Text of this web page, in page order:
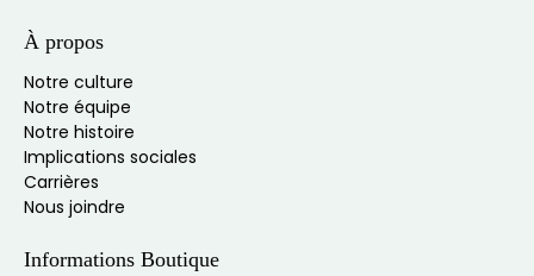
À propos
Notre culture
Notre équipe
Notre histoire
Implications sociales
Carrières
Nous joindre
Informations Boutique